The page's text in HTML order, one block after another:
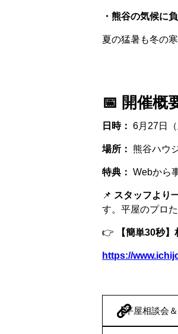
・熊谷の気候に
夏の猛暑も冬の
📅 開催概
日時： 6月27日
場所： 熊谷ハウ
特典： Webから
📌 スタッフより
す。平屋のプロ
👉 【簡単30秒
https://
【平屋相談会